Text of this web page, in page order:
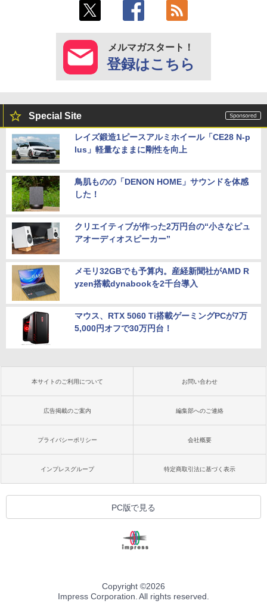
メルマガスタート！
登録はこちら
Special Site
レイズ鍛造1ピースアルミホイール「CE28 N-p
lus」軽量なままに剛性を向上
鳥肌ものの「DENON HOME」サウンドを体感
した！
クリエイティブが作った2万円台の“小さなピュ
アオーディオスピーカー”
メモリ32GBでも予算内。産経新聞社がAMD R
yzen搭載dynabookを2千台導入
マウス、RTX 5060 Ti搭載ゲーミングPCが7万
5,000円オフで30万円台！
本サイトのご利用について お問い合わせ
広告掲載のご案内 編集部へのご連絡
プライバシーポリシー 会社概要
インプレスグループ 特定商取引法に基づく表示
PC版で見る
Copyright ©2026
Impress Corporation. All rights reserved.